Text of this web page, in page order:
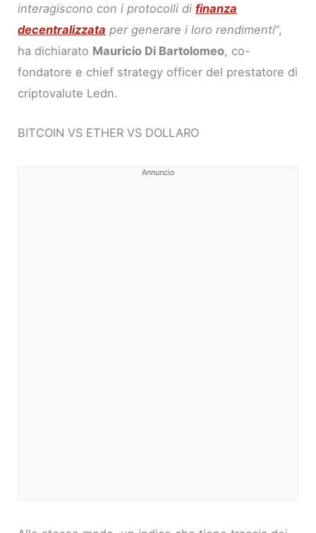
interagiscono con i protocolli difinanza
decentralizzata per generare i loro rendimenti“,
ha dichiarato Mauricio Di Bartolomeo, co-
fondatore e chief strategy officer del prestatore di
criptovalute Ledn.
BITCOIN VS ETHER VS DOLLARO
Annuncio